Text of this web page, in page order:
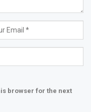
browser for the next